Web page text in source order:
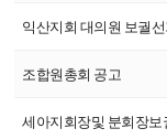
익산지회 대의원 보궐
조합원총회 공고
세아지회장및 분회장보